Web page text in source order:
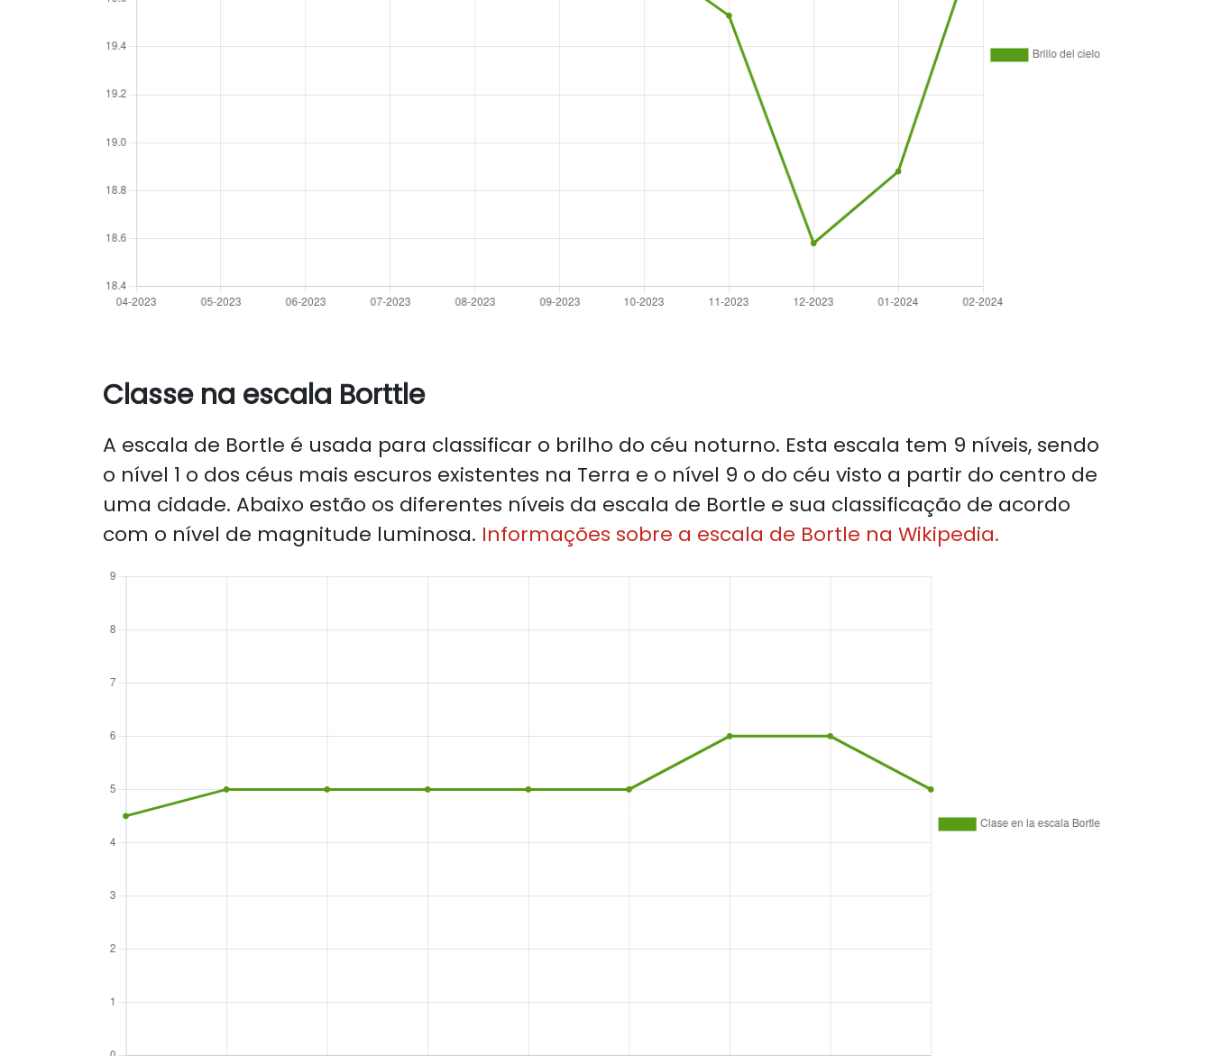
Classe na escala Borttle
A escala de Bortle é usada para classificar o brilho do céu noturno. Esta escala tem 9 níveis, sendo
o nível 1 o dos céus mais escuros existentes na Terra e o nível 9 o do céu visto a partir do centro de
uma cidade. Abaixo estão os diferentes níveis da escala de Bortle e sua classificação de acordo
com o nível de magnitude luminosa. Informações sobre a escala de Bortle na Wikipedia.